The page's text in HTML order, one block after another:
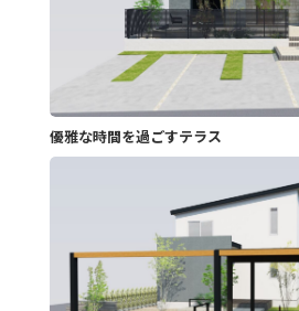
優雅な時間を過ごすテラス